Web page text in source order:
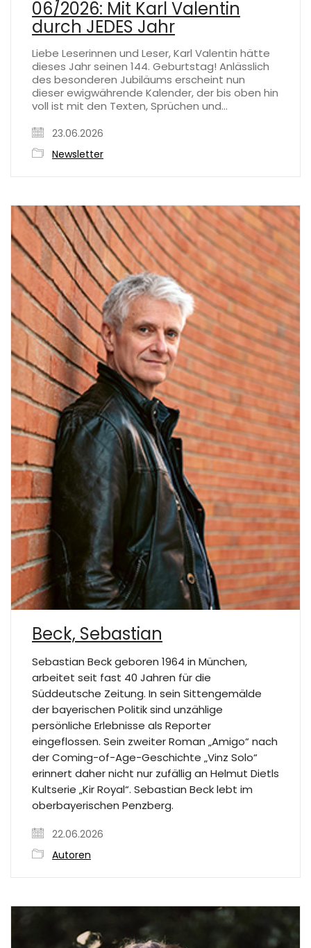
06/2026: Mit Karl Valentin
durch JEDES Jahr
Liebe Leserinnen und Leser, Karl Valentin hätte
dieses Jahr seinen 144. Geburtstag! Anlässlich
des besonderen Jubiläums erscheint nun
dieser ewigwährende Kalender, der bis oben hin
voll ist mit den Texten, Sprüchen und…
23.06.2026
Newsletter
Beck, Sebastian
Sebastian Beck geboren 1964 in München,
arbeitet seit fast 40 Jahren für die
Süddeutsche Zeitung. In sein Sittengemälde
der bayerischen Politik sind unzählige
persönliche Erlebnisse als Reporter
eingeflossen. Sein zweiter Roman „Amigo“ nach
der Coming-of-Age-Geschichte „Vinz Solo“
erinnert daher nicht nur zufällig an Helmut Dietls
Kultserie „Kir Royal“. Sebastian Beck lebt im
oberbayerischen Penzberg.
22.06.2026
Autoren